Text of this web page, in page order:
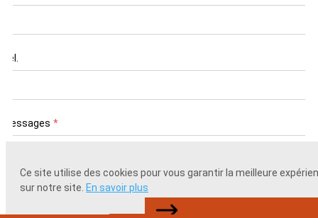
Ce site utilise des cookies pour vous garantir la meilleure
sur notre site. En savoir plus
Tél.
Messages *